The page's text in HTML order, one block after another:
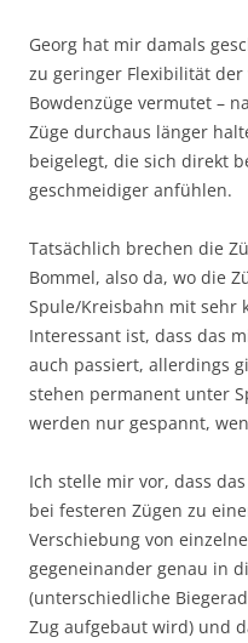
Georg hat mir damals
zu geringer Flexibilität
Bowdenzüge vermutet –
Züge durchaus länger
beigelegt, die sich direkt
geschmeidiger anfühlen.
Tatsächlich brechen die
Bommel, also da, wo die
Spule/Kreisbahn mit sehr
Interessant ist, dass das
auch passiert, allerdings
stehen permanent unter
werden nur gespannt,
Ich stelle mir vor, dass
bei festeren Zügen zu
Verschiebung von
gegeneinander genau in
(unterschiedliche
Zug aufgebaut wird) und